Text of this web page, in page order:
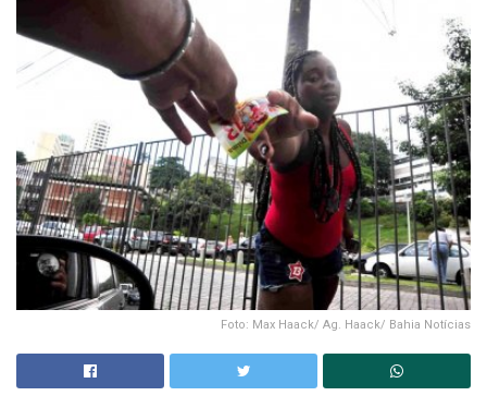
Foto: Max Haack/ Ag. Haack/ Bahia Notícias